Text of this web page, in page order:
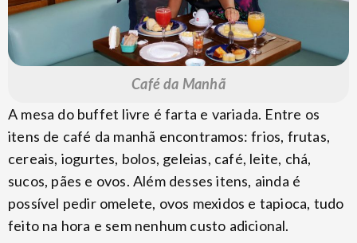
Café da Manhã
A mesa do buffet livre é farta e variada. Entre os
itens de café da manhã encontramos: frios, frutas,
cereais, iogurtes, bolos, geleias, café, leite, chá,
sucos, pães e ovos. Além desses itens, ainda é
possível pedir omelete, ovos mexidos e tapioca, tudo
feito na hora e sem nenhum custo adicional.